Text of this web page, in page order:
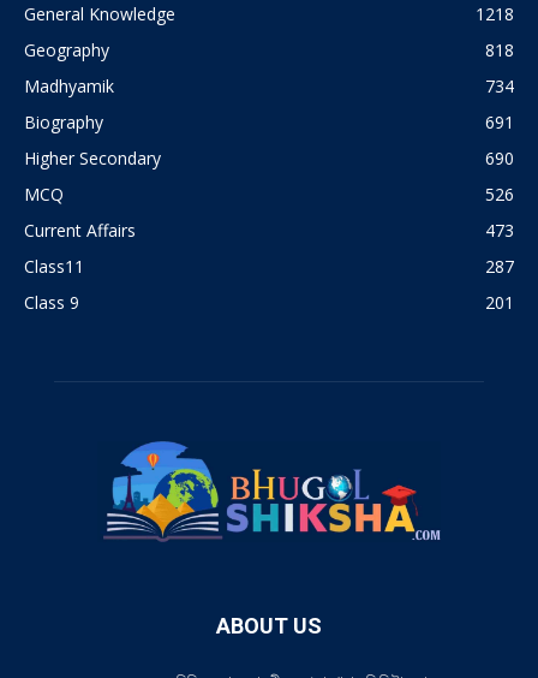
General Knowledge
1218
Geography
818
Madhyamik
734
Biography
691
Higher Secondary
690
MCQ
526
Current Affairs
473
Class11
287
Class 9
201
ABOUT US